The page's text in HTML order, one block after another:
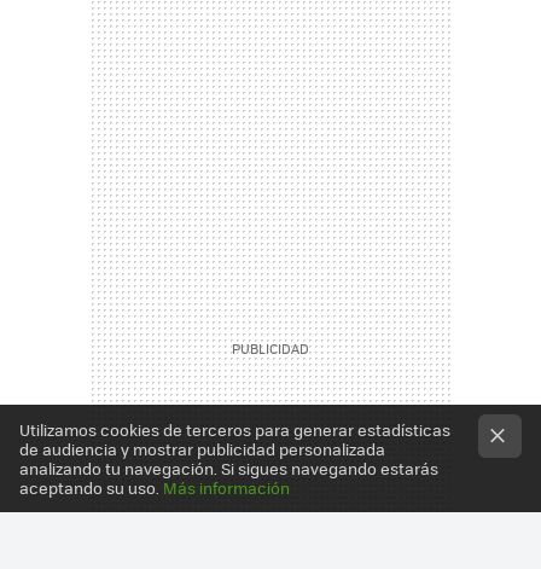
Utilizamos cookies de terceros para generar estadísticas
de audiencia y mostrar publicidad personalizada
analizando tu navegación. Si sigues navegando estarás
aceptando su uso. Más información